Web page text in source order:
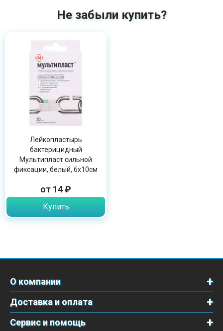
Не забыли купить?
Лейкопластырь
бактерицидный
Мультипласт сильной
фиксации, белый, 6х10см
от 14 ₽
Купить
О компании
Доставка и оплата
Сервис и помощь